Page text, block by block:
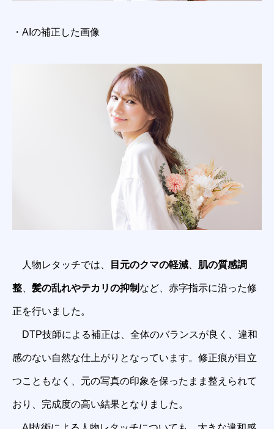
・AIの補正した画像
人物レタッチでは、 目元のクマの軽減、 肌の質感調
整、 髪の乱れやテカリの抑制 など、赤字指示に沿った修
正を行いました。
DTP技師による補正は、全体のバランスが良く、違和
感のない自然な仕上がりとなっています。修正痕が目立
つこともなく、元の写真の印象を保ったまま整えられて
おり、完成度の高い結果となりました。